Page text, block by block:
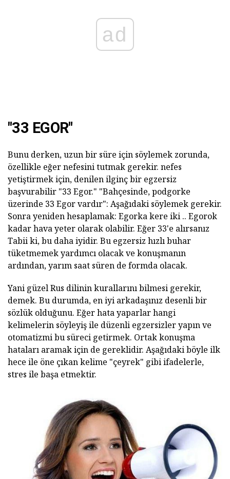
ad
"33 EGOR"
Bunu derken, uzun bir süre için söylemek zorunda,
özellikle eğer nefesini tutmak gerekir. nefes
yetiştirmek için, denilen ilginç bir egzersiz
başvurabilir "33 Egor." "Bahçesinde, podgorke
üzerinde 33 Egor vardır": Aşağıdaki söylemek gerekir.
Sonra yeniden hesaplamak: Egorka kere iki .. Egorok
kadar hava yeter olarak olabilir. Eğer 33'e alırsanız
Tabii ki, bu daha iyidir. Bu egzersiz hızlı buhar
tüketmemek yardımcı olacak ve konuşmanın
ardından, yarım saat süren de formda olacak.
Yani güzel Rus dilinin kurallarını bilmesi gerekir,
demek. Bu durumda, en iyi arkadaşınız desenli bir
sözlük olduğunu. Eğer hata yaparlar hangi
kelimelerin söyleyiş ile düzenli egzersizler yapın ve
otomatizmi bu süreci getirmek. Ortak konuşma
hataları aramak için de gereklidir. Aşağıdaki böyle ilk
hece ile öne çıkan kelime "çeyrek" gibi ifadelerle,
stres ile başa etmektir.